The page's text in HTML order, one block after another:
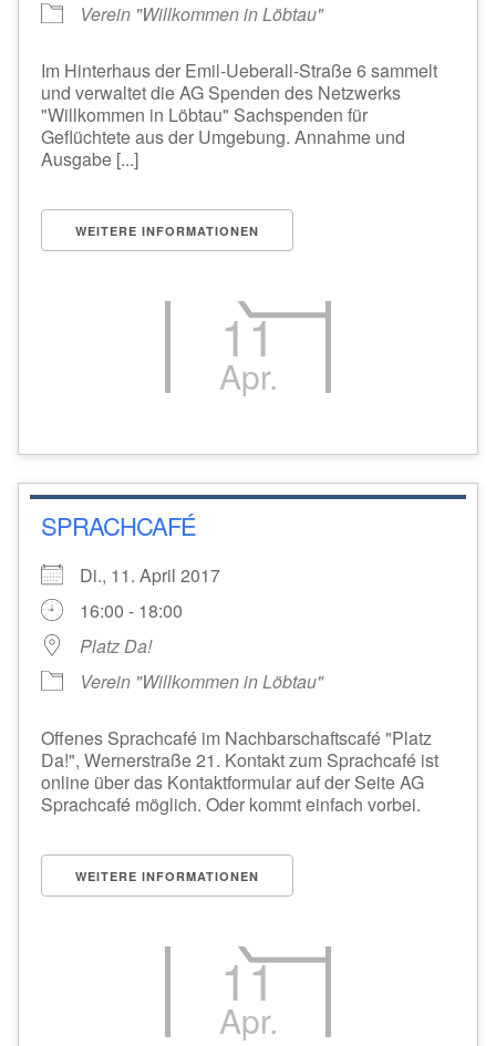
11
Apr.
Verein "Willkommen in Löbtau"
Im Hinterhaus der Emil-Ueberall-Straße 6 sammelt
und verwaltet die AG Spenden des Netzwerks
"Willkommen in Löbtau" Sachspenden für
Geflüchtete aus der Umgebung. Annahme und
Ausgabe [...]
WEITERE INFORMATIONEN
11
Apr.
SPRACHCAFÉ
Di., 11. April 2017
16:00 - 18:00
Platz Da!
Verein "Willkommen in Löbtau"
Offenes Sprachcafé im Nachbarschaftscafé "Platz
Da!", Wernerstraße 21. Kontakt zum Sprachcafé ist
online über das Kontaktformular auf der Seite AG
Sprachcafé möglich. Oder kommt einfach vorbei.
WEITERE INFORMATIONEN